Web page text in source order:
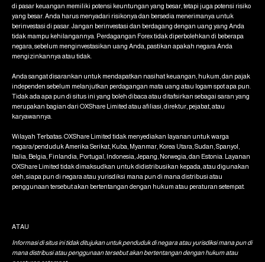
di pasar keuangan memiliki potensi keuntungan yang besar, tetapi juga potensi risiko
yang besar. Anda harus menyadari risikonya dan bersedia menerimanya untuk
berinvestasi di pasar. Jangan berinvestasi dan berdagang dengan uang yang Anda
tidak mampu kehilangannya. Perdagangan Forex tidak diperbolehkan di beberapa
negara, sebelum menginvestasikan uang Anda, pastikan apakah negara Anda
mengizinkannya atau tidak.
Anda sangat disarankan untuk mendapatkan nasihat keuangan, hukum, dan pajak
independen sebelum melanjutkan perdagangan mata uang atau logam spot apa pun.
Tidak ada apa pun di situs ini yang boleh dibaca atau ditafsirkan sebagai saran yang
merupakan bagian dari OXShare Limited atau afiliasi, direktur, pejabat, atau
karyawannya.
Wilayah Terbatas: OXShare Limited tidak menyediakan layanan untuk warga
negara/penduduk Amerika Serikat, Kuba, Myanmar, Korea Utara, Sudan, Spanyol,
Italia, Belgia, Finlandia, Portugal, Indonesia, Jepang, Norwegia, dan Estonia. Layanan
OXShare Limited tidak dimaksudkan untuk didistribusikan kepada, atau digunakan
oleh, siapa pun di negara atau yurisdiksi mana pun di mana distribusi atau
penggunaan tersebut akan bertentangan dengan hukum atau peraturan setempat.
ATAU
Informasi di situs ini tidak ditujukan untuk penduduk di negara atau yurisdiksi mana pun di
mana distribusi atau penggunaan tersebut akan bertentangan dengan hukum atau